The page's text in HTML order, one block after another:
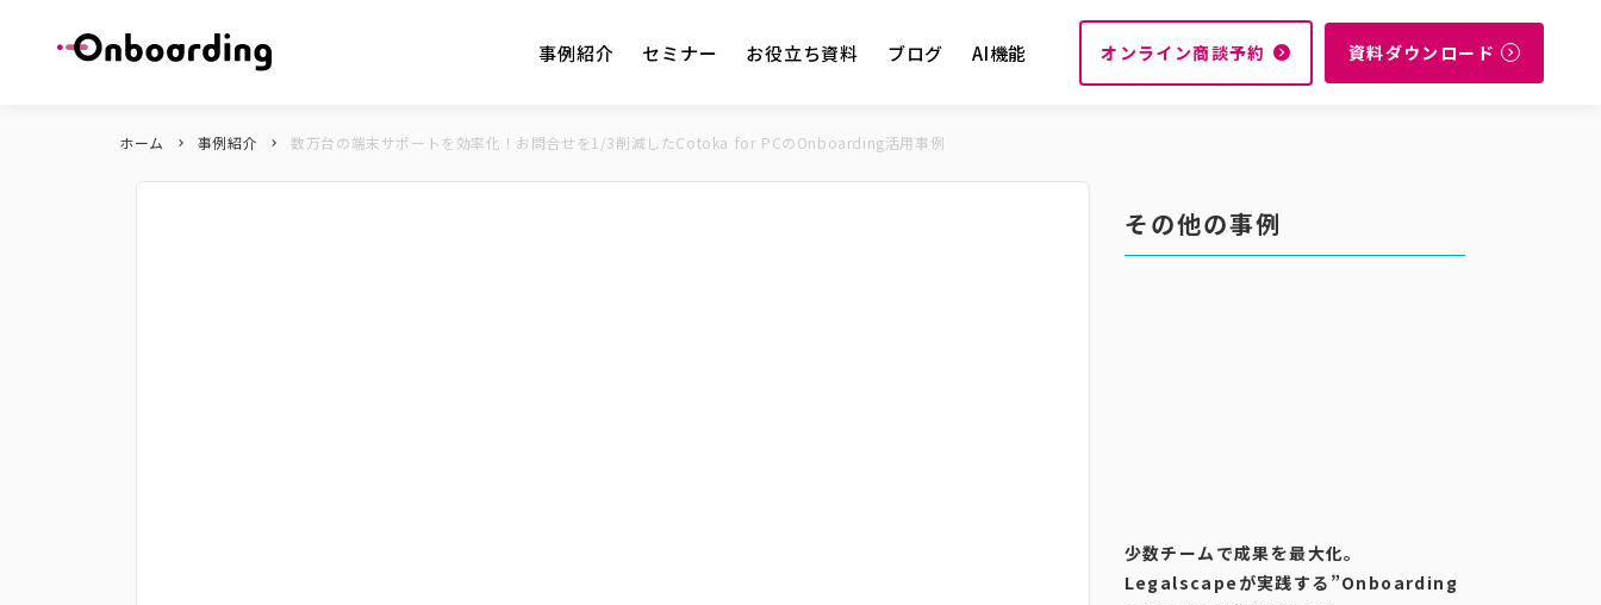
事例紹介 セミナー お役立ち資料 ブログ AI機能 オンライン商談予約 navigate_next 資料ダウンロード navigate_next
ホーム keyboard_arrow_right 事例紹介 keyboard_arrow_right 数万台の端末サポートを効率化！お問合せを1/3削減したCotoka for PCのOnboarding活用事例
その他の事例
少数チームで成果を最大化。
Legalscapeが実践する”Onboarding